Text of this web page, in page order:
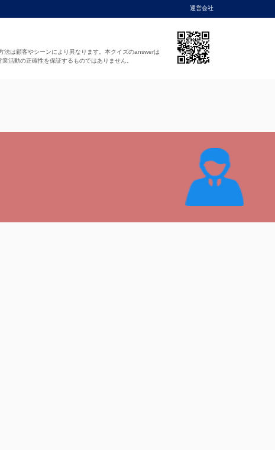
運営会社
法は顧客やシーンにより異なります。本クイズのanswerは
業活動の正確性を保証するものではありません。